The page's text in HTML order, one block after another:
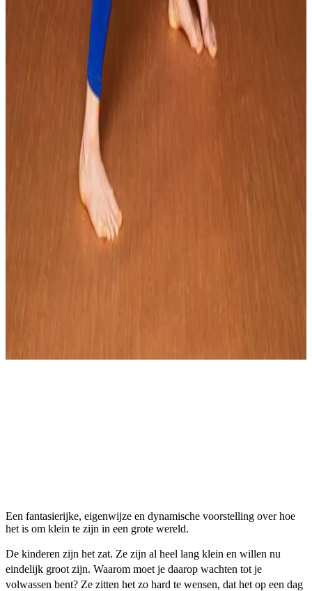
Een fantasierijke, eigenwijze en dynamische voorstelling over hoe
het is om klein te zijn in een grote wereld.
De kinderen zijn het zat. Ze zijn al heel lang klein en willen nu
eindelijk groot zijn. Waarom moet je daarop wachten tot je
volwassen bent? Ze zitten het zo hard te wensen, dat het op een dag